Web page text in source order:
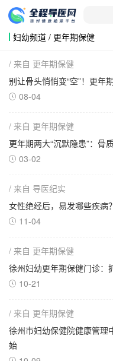
妇幼频道 / 更年期保健
/ 来自 更年期保健
别让骨头悄悄变“空”！更年
 08-04
/ 来自 更年期保健
更年期两大“沉默隐患”：骨
 03-02
/ 来自 导医纪实
女性绝经后，易发哪些疾病
 11-04
/ 来自 更年期保健
徐州妇幼更年期保健门诊：
 10-21
/ 来自 更年期保健
徐州市妇幼保健院健康管理
始